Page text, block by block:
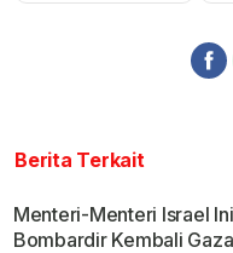
Berita Terkait
Menteri-Menteri Israel
Bombardir Kembali Gaza